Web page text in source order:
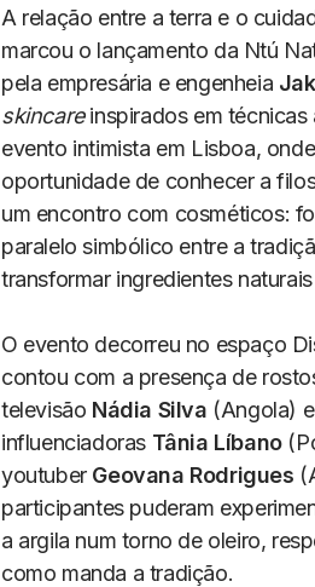
A relação entre a terra e o
marcou o lançamento da Ntú
pela empresária e engenheia
skincareinspirados em técnicas
evento intimista em Lisboa,
oportunidade de conhecer a
um encontro com cosméticos:
paralelo simbólico entre a
transformar ingredientes
O evento decorreu no espaço
contou com a presença de
televisão Nádia Silva (Angola) e
influenciadoras Tânia Líbano
youtuber Geovana Rodrigues
participantes puderam
a argila num torno de oleiro,
como manda a tradição.